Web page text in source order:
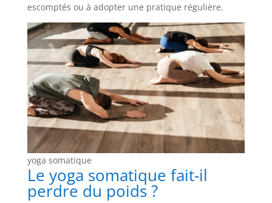
escomptés ou à adopter une pratique régulière.
yoga somatique
Le yoga somatique fait-il
perdre du poids ?